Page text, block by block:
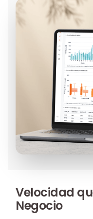
Velocidad
Negocio